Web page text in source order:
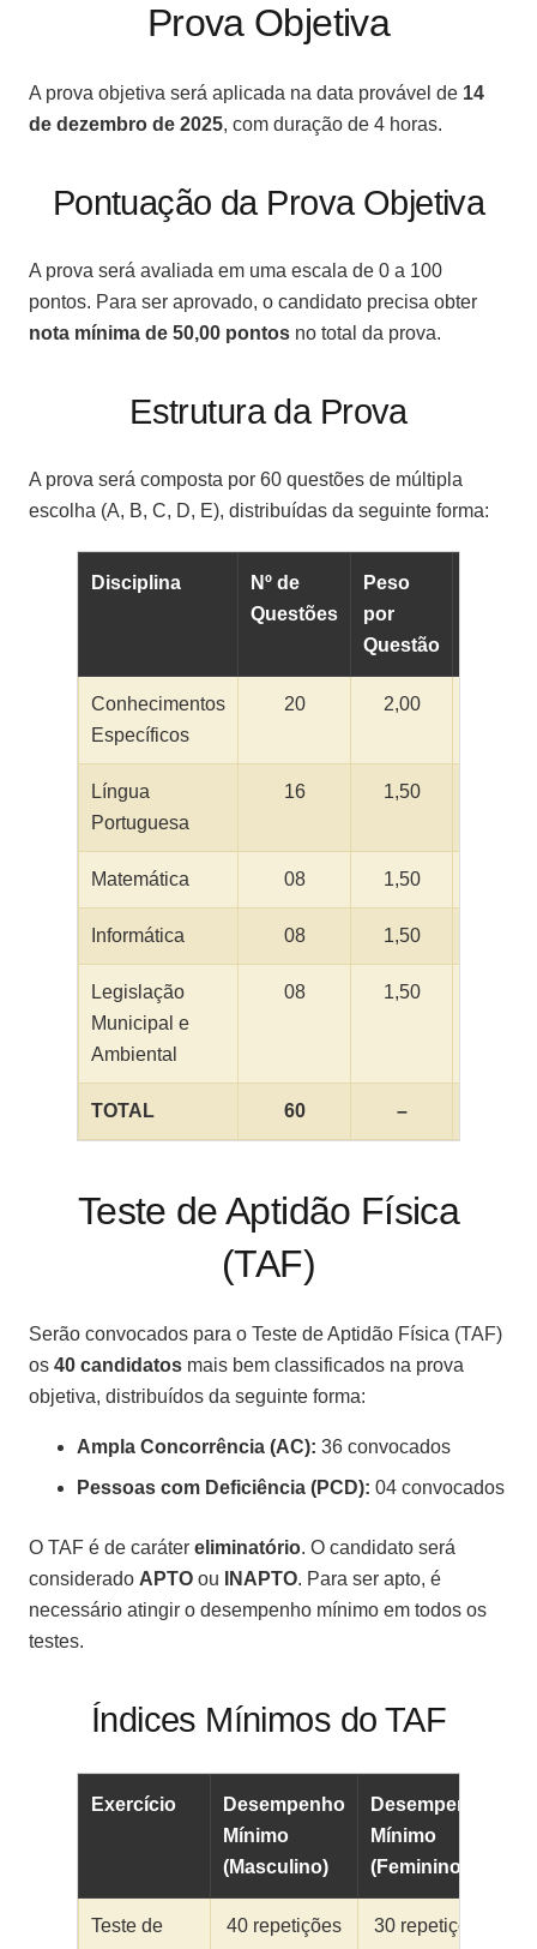
Prova Objetiva
A prova objetiva será aplicada na data provável de 14
de dezembro de 2025, com duração de 4 horas.
Pontuação da Prova Objetiva
A prova será avaliada em uma escala de 0 a 100
pontos. Para ser aprovado, o candidato precisa obter
nota mínima de 50,00 pontos no total da prova.
Estrutura da Prova
A prova será composta por 60 questões de múltipla
escolha (A, B, C, D, E), distribuídas da seguinte forma:
Disciplina
Nº de
Questões
Peso
por
Questão
Conhecimentos
Específicos
20 2,00
Língua
Portuguesa
16 1,50
Matemática 08 1,50
Informática 08 1,50
Legislação
Municipal e
Ambiental
08 1,50
TOTAL 60 –
Teste de Aptidão Física
(TAF)
Serão convocados para o Teste de Aptidão Física (TAF)
os 40 candidatos mais bem classificados na prova
objetiva, distribuídos da seguinte forma:
Ampla Concorrência (AC): 36 convocados
Pessoas com Deficiência (PCD): 04 convocados
O TAF é de caráter eliminatório. O candidato será
considerado APTO ou INAPTO. Para ser apto, é
necessário atingir o desempenho mínimo em todos os
testes.
Índices Mínimos do TAF
Exercício
Desempenho
Mínimo
(Masculino)
Desempenho
Mínimo
(Feminino)
Teste de
40 repetições
30 repetições